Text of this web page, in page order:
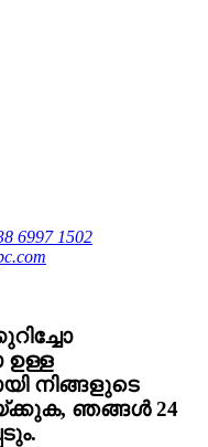
6997 1502
ഉള്ള
നിങ്ങളുടെ
ഞങ്ങൾ 24